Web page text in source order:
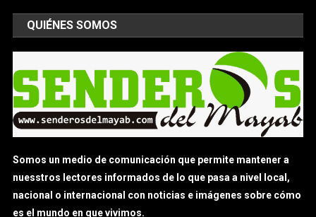
QUIÉNES SOMOS
Somos un medio de comunicación que permite mantener a
nuesstros lectores informados de lo que pasa a nivel local,
nacional o internacional con noticias e imágenes sobre cómo
es el mundo en que vivimos.